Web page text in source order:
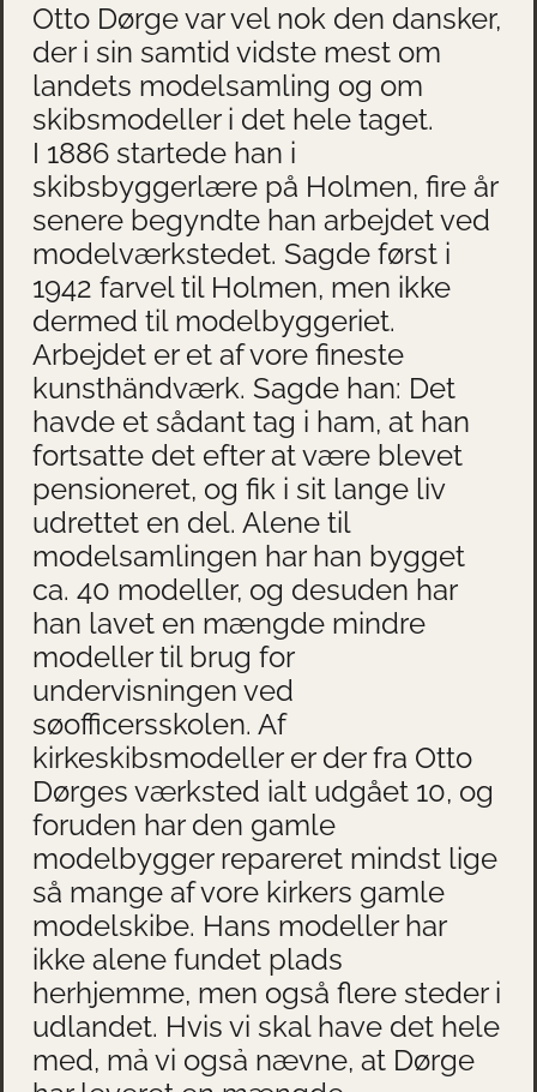
Otto Dørge var vel nok den dansker,
der i sin samtid vidste mest om
landets modelsamling og om
skibsmodeller i det hele taget.
I 1886 startede han i
skibsbyggerlære på Holmen, fire år
senere begyndte han arbejdet ved
modelværkstedet. Sagde først i
1942 farvel til Holmen, men ikke
dermed til modelbyggeriet.
Arbejdet er et af vore fineste
kunsthändværk. Sagde han: Det
havde et sådant tag i ham, at han
fortsatte det efter at være blevet
pensioneret, og fik i sit lange liv
udrettet en del. Alene til
modelsamlingen har han bygget
ca. 40 modeller, og desuden har
han lavet en mængde mindre
modeller til brug for
undervisningen ved
søofficersskolen. Af
kirkeskibsmodeller er der fra Otto
Dørges værksted ialt udgået 10, og
foruden har den gamle
modelbygger repareret mindst lige
så mange af vore kirkers gamle
modelskibe. Hans modeller har
ikke alene fundet plads
herhjemme, men også flere steder i
udlandet. Hvis vi skal have det hele
med, mả vi ogsả nævne, at Dørge